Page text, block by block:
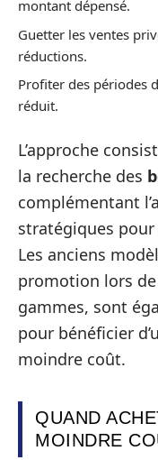
montant dépensé.
Guetter les ventes
réductions.
Profiter des périodes
réduit.
L’approche
la recherche des
complémentant
stratégiques
Les anciens
promotion lors
gammes, sont
pour bénéficier
moindre coût.
QUAND
MOINDRE